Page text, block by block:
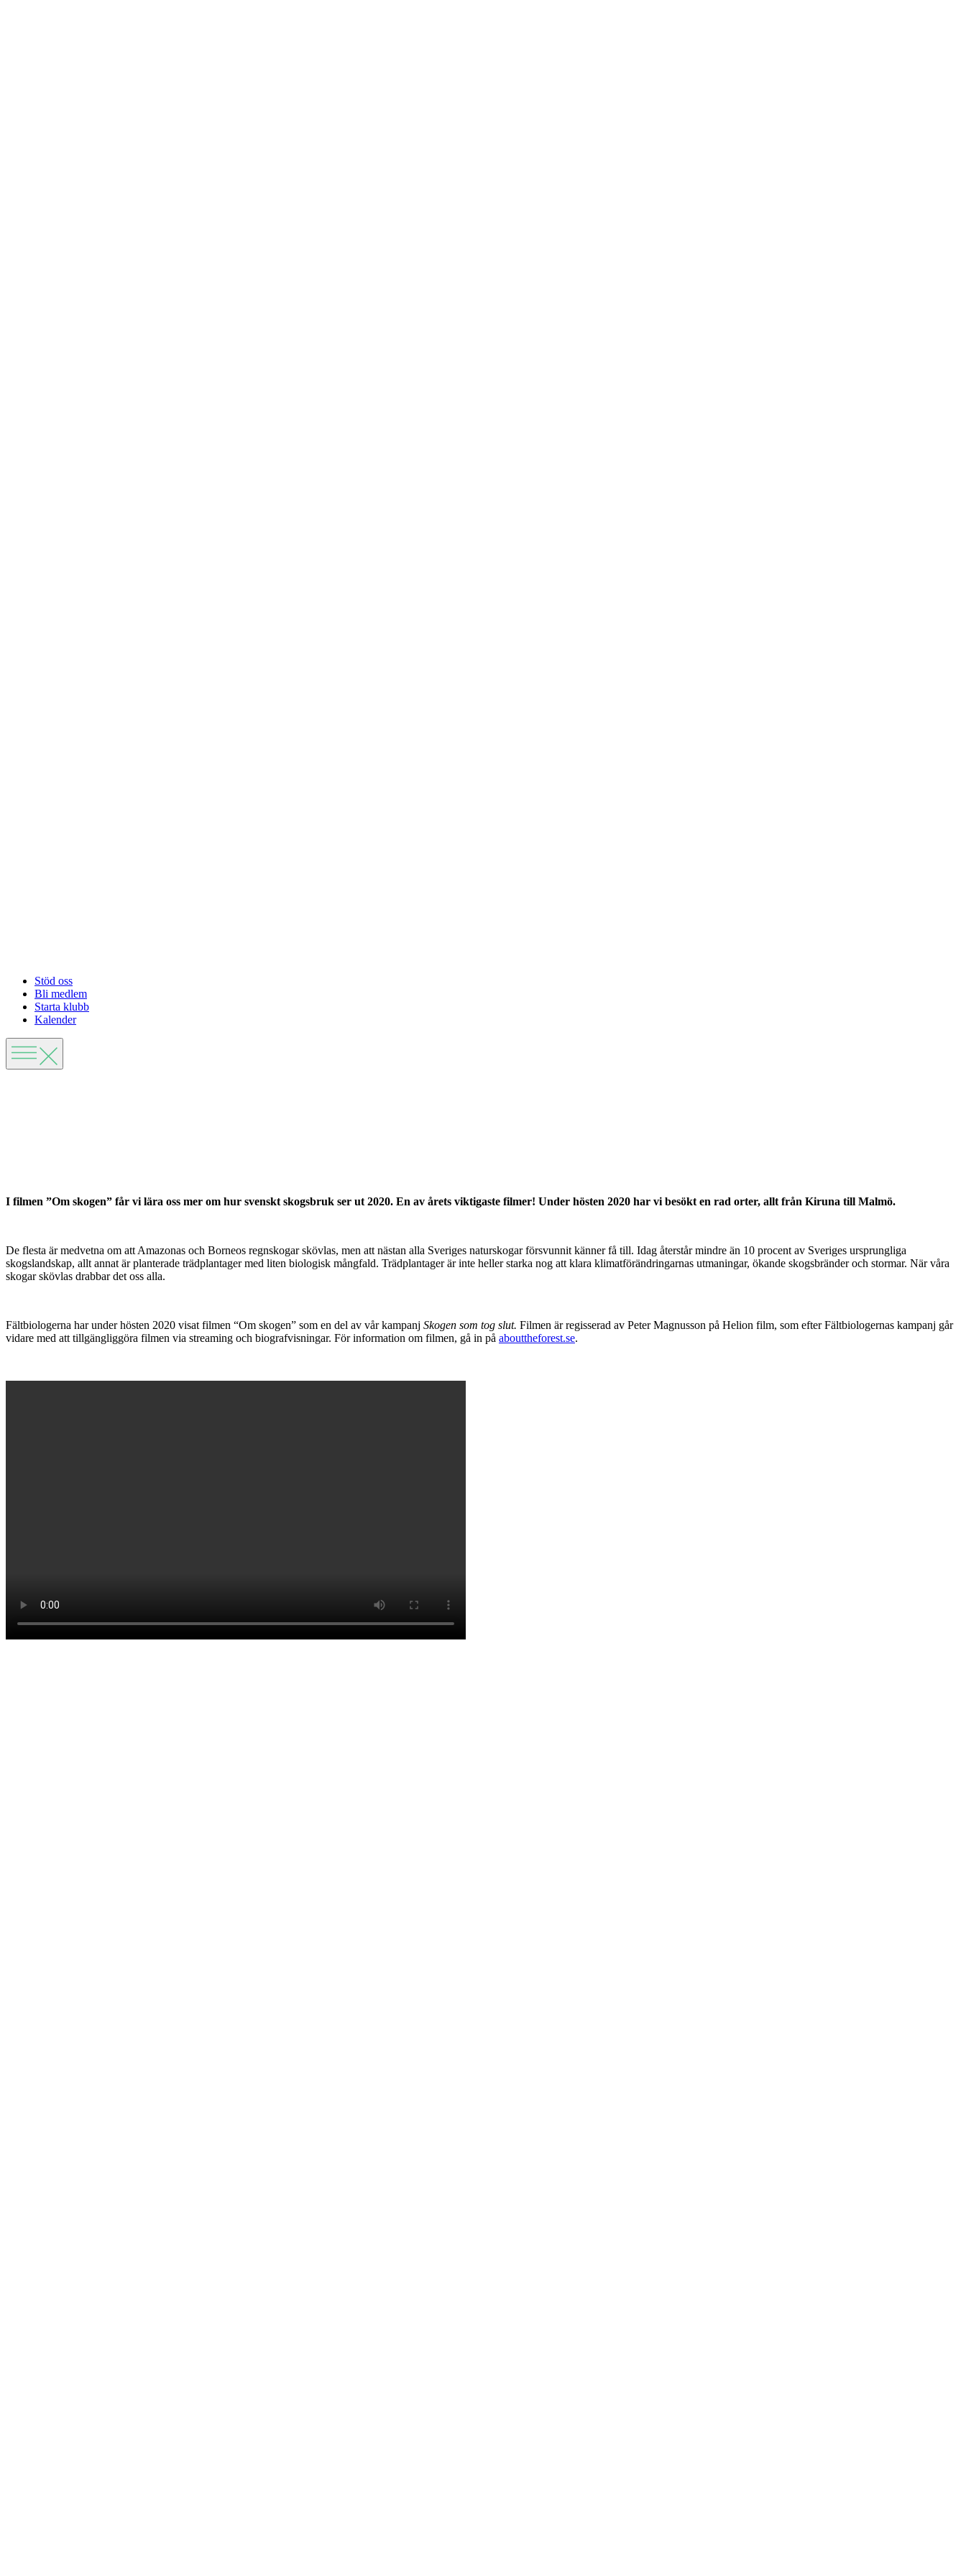
Stöd oss
Bli medlem
Starta klubb
Kalender
I filmen ”Om skogen” får vi lära oss mer om hur svenskt skogsbruk ser ut 2020. En av årets viktigaste filmer! Under hösten 2020 har vi besökt en rad orter, allt från Kiruna till Malmö.
De flesta är medvetna om att Amazonas och Borneos regnskogar skövlas, men att nästan alla Sveriges naturskogar försvunnit känner få till. Idag återstår mindre än 10 procent av Sveriges ursprungliga
skogslandskap, allt annat är planterade trädplantager med liten biologisk mångfald. Trädplantager är inte heller starka nog att klara klimatförändringarnas utmaningar, ökande skogsbränder och stormar. När våra
skogar skövlas drabbar det oss alla.
Fältbiologerna har under hösten 2020 visat filmen “Om skogen” som en del av vår kampanj Skogen som tog slut. Filmen är regisserad av Peter Magnusson på Helion film, som efter Fältbiologernas kampanj går
vidare med att tillgängliggöra filmen via streaming och biografvisningar. För information om filmen, gå in på abouttheforest.se.